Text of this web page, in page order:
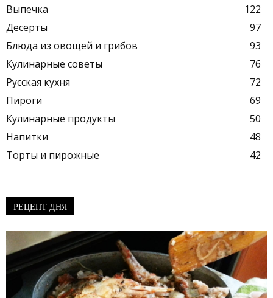
Выпечка
122
Десерты
97
Блюда из овощей и грибов
93
Кулинарные советы
76
Русская кухня
72
Пироги
69
Кулинарные продукты
50
Напитки
48
Торты и пирожные
42
РЕЦЕПТ ДНЯ